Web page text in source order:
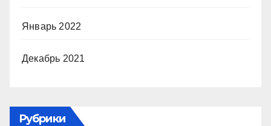
Январь 2022
Декабрь 2021
Рубрики